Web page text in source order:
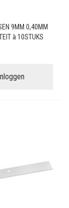
9MM 0,40MM
à 10STUKS